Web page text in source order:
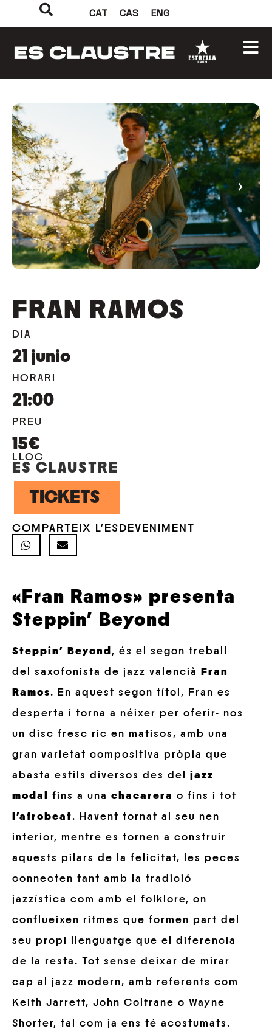
CAT CAS ENG
‹ ›
FRAN RAMOS
DIA
21 junio
HORARI
21:00
PREU
15€
LLOC
ES CLAUSTRE
TICKETS
COMPARTEIX L'ESDEVENIMENT
«Fran Ramos» presenta
Steppin’ Beyond
Steppin’ Beyond , és el segon treball
del saxofonista de jazz valencià
Fran
Ramos. En aquest segon títol, Fran es
desperta i torna a néixer per oferir- nos
un disc fresc ric en matisos, amb una
gran varietat compositiva pròpia que
abasta estils diversos des del jazz
modal
fins a una chacarera o fins i tot
l’afrobeat. Havent tornat al seu nen
interior, mentre es tornen a construir
aquests pilars de la felicitat, les peces
connecten tant amb la tradició
jazzística com amb el folklore, on
conflueixen ritmes que formen part del
seu propi llenguatge que el diferencia
de la resta. Tot sense deixar de mirar
cap al jazz modern, amb referents com
Keith Jarrett, John Coltrane o Wayne
Shorter, tal com ja ens té acostumats.